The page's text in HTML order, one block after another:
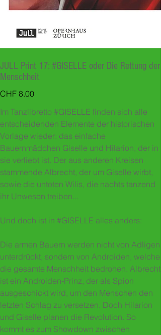
JULL Print 17: #GISELLE oder Die Rettung der
Menschheit
Preis
CHF 8.00
Im Tanzlibretto #GISELLE finden sich alle
entscheidenden Elemente der historischen
Vorlage wieder: das einfache
Bauernmädchen Giselle und Hilarion, der in
sie verliebt ist. Der aus anderen Kreisen
stammende Albrecht, der um Giselle wirbt,
sowie die untoten Wilis, die nachts tanzend
ihr Unwesen treiben...
Und doch ist in #GISELLE alles anders:
Die armen Bauern werden nicht von Adligen
unterdrückt, sondern von Androiden, welche
die gesamte Menschheit bedrohen. Albrecht
ist ein Androiden-Prinz, der als Spion
ausgeschickt wird, um den Menschen den
letzten Schlag zu versetzen. Doch Hilarion
und Giselle planen die Revolution. So
kommt es zum Showdown zwischen